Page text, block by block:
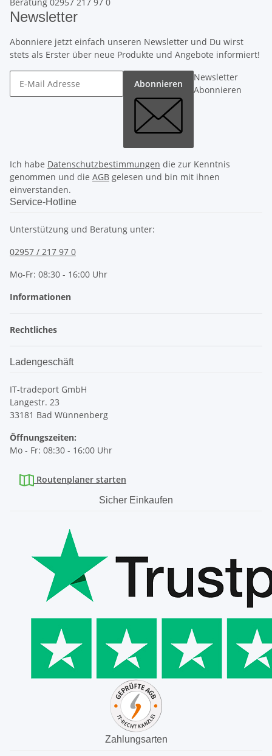
Newsletter
Abonniere jetzt einfach unseren Newsletter und Du wirst
stets als Erster über neue Produkte und Angebote informiert!
Abonnieren
Newsletter
Abonnieren
Ich habe Datenschutzbestimmungen die zur Kenntnis
genommen und die AGB gelesen und bin mit ihnen
einverstanden.
Service-Hotline
Unterstützung und Beratung unter:
02957 / 217 97 0
Mo-Fr: 08:30 - 16:00 Uhr
Informationen
Rechtliches
Ladengeschäft
IT-tradeport GmbH
Langestr. 23
33181 Bad Wünnenberg
Öffnungszeiten:
Mo - Fr: 08:30 - 16:00 Uhr
Routenplaner starten
Sicher Einkaufen
Zahlungsarten